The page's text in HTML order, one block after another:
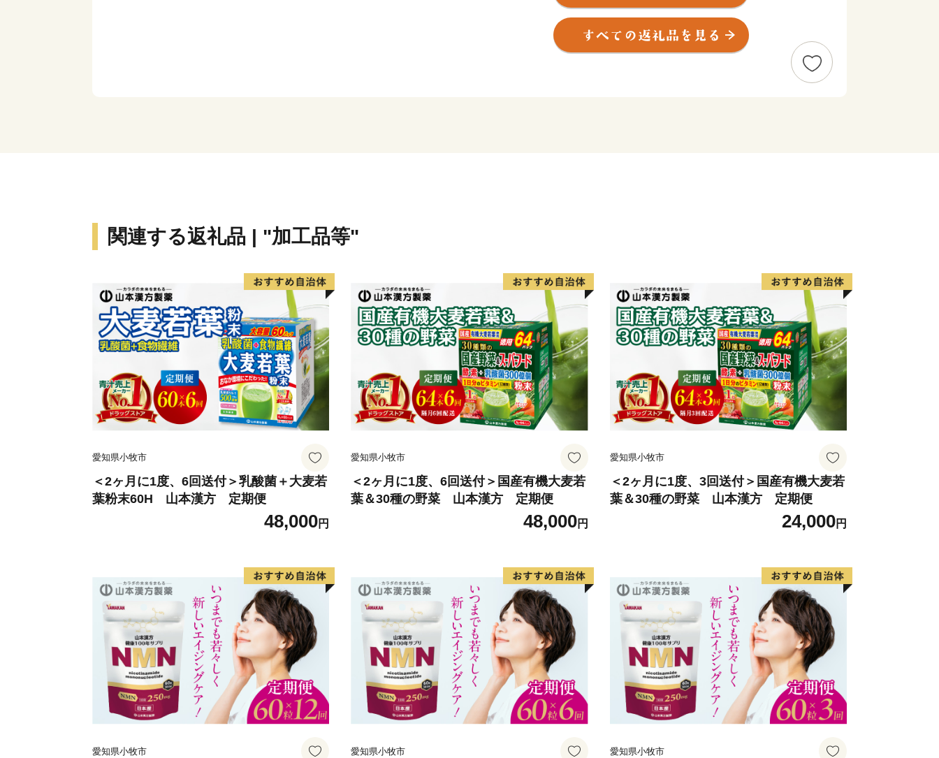
酪農を主力とする豊かな農業生産、豊富な森林資源を有する林業、
そして国内有数の水揚げ量を誇る水産業など、日本の食料基地とい
える地域です。 安全・安心で良質な食料の供給体制の形成に努め
るとともに、この恵みを与えてくれる自然環境の保全や環境調和型
とする世界的にも貴重で魅力あふれる地域資源が豊富にあります。
さらに、夏でも最高気温が20度前後と涼しく快適なわが街は、移
住・長期滞在にも適した地域と言えます。
＜ワンストップ申請書送付先＞
〒860-0833
熊本県熊本市中央区平成3-18-10株式会社5C
釧路市ふるさと納税サポートセンター 行
※1月10日必着となっております。
関連する返礼品 | "加工品等"
愛知県小牧市
＜2ヶ月に1度、6回送付＞乳酸菌＋大麦若
葉粉末60H 山本漢方 定期便
48,000円
愛知県小牧市
＜2ヶ月に1度、6回送付＞国産有機大麦若
葉＆30種の野菜 山本漢方 定期便
48,000円
愛知県小牧市
＜2ヶ月に1度、3回送付＞国産有機大麦若
葉＆30種の野菜 山本漢方 定期便
24,000円
愛知県小牧市 愛知県小牧市 愛知県小牧市